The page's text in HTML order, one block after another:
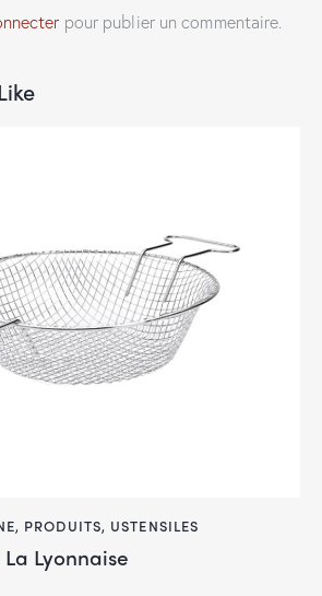
pour publier un commentaire.
, PRODUITS, USTENSILES
Lyonnaise